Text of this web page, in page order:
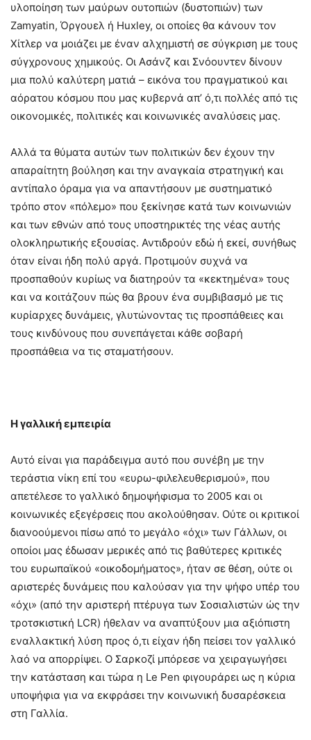
υλοποίηση των μαύρων ουτοπιών (δυστοπιών) των
Zamyatin, Όργουελ ή Huxley, οι οποίες θα κάνουν τον
Χίτλερ να μοιάζει με έναν αλχημιστή σε σύγκριση με τους
σύγχρονους χημικούς. Οι Ασάνζ και Σνόουντεν δίνουν
μια πολύ καλύτερη ματιά – εικόνα του πραγματικού και
αόρατου κόσμου που μας κυβερνά απ’ ό,τι πολλές από τις
οικονομικές, πολιτικές και κοινωνικές αναλύσεις μας.
Αλλά τα θύματα αυτών των πολιτικών δεν έχουν την
απαραίτητη βούληση και την αναγκαία στρατηγική και
αντίπαλο όραμα για να απαντήσουν με συστηματικό
τρόπο στον «πόλεμο» που ξεκίνησε κατά των κοινωνιών
και των εθνών από τους υποστηρικτές της νέας αυτής
ολοκληρωτικής εξουσίας. Αντιδρούν εδώ ή εκεί, συνήθως
όταν είναι ήδη πολύ αργά. Προτιμούν συχνά να
προσπαθούν κυρίως να διατηρούν τα «κεκτημένα» τους
και να κοιτάζουν πώς θα βρουν ένα συμβιβασμό με τις
κυρίαρχες δυνάμεις, γλυτώνοντας τις προσπάθειες και
τους κινδύνους που συνεπάγεται κάθε σοβαρή
προσπάθεια να τις σταματήσουν.
Η γαλλική εμπειρία
Αυτό είναι για παράδειγμα αυτό που συνέβη με την
τεράστια νίκη επί του «ευρω-φιλελευθερισμού», που
απετέλεσε το γαλλικό δημοψήφισμα το 2005 και οι
κοινωνικές εξεγέρσεις που ακολούθησαν. Ούτε οι κριτικοί
διανοούμενοι πίσω από το μεγάλο «όχι» των Γάλλων, οι
οποίοι μας έδωσαν μερικές από τις βαθύτερες κριτικές
του ευρωπαϊκού «οικοδομήματος», ήταν σε θέση, ούτε οι
αριστερές δυνάμεις που καλούσαν για την ψήφο υπέρ του
«όχι» (από την αριστερή πτέρυγα των Σοσιαλιστών ώς την
τροτσκιστική LCR) ήθελαν να αναπτύξουν μια αξιόπιστη
εναλλακτική λύση προς ό,τι είχαν ήδη πείσει τον γαλλικό
λαό να απορρίψει. Ο Σαρκοζί μπόρεσε να χειραγωγήσει
την κατάσταση και τώρα η Le Pen φιγουράρει ως η κύρια
υποψήφια για να εκφράσει την κοινωνική δυσαρέσκεια
στη Γαλλία.